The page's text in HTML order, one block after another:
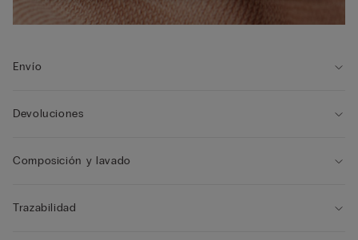
Envío
Devoluciones
Composición y lavado
Trazabilidad